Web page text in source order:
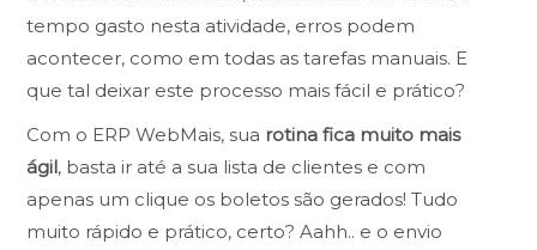
tempo gasto nesta atividade, erros podem
acontecer, como em todas as tarefas manuais. E
que tal deixar este processo mais fácil e prático?
Com o ERP WebMais, sua rotina fica muito mais
ágil, basta ir até a sua lista de clientes e com
apenas um clique os boletos são gerados! Tudo
muito rápido e prático, certo? Aahh.. e o envio